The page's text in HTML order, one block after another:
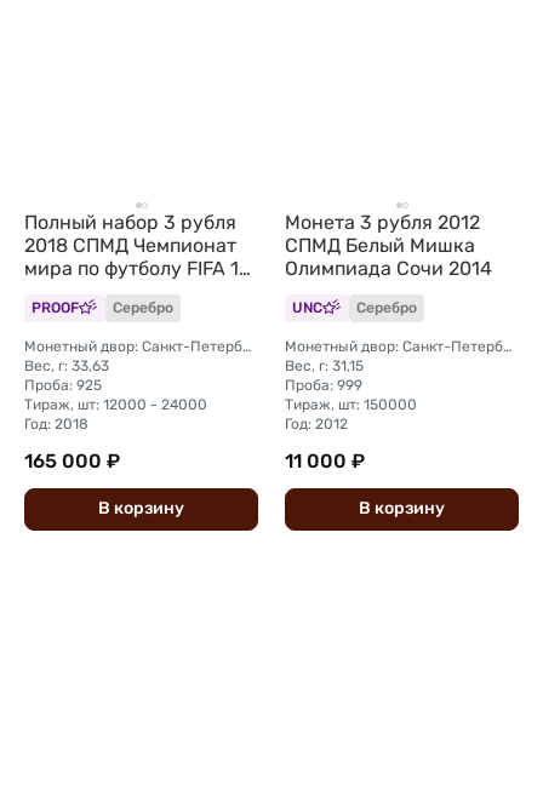
Полный набор 3 рубля
2018 СПМД Чемпионат
мира по футболу FIFA 12
монет + марки
PROOF Серебро
Монетный двор: Санкт-Петербургский (СПМД)
Вес, г: 33,63
Проба: 925
Тираж, шт: 12000 - 24000
Год: 2018
165 000 ₽
В корзину
Монета 3 рубля 2012
СПМД Белый Мишка
Олимпиада Сочи 2014
UNC Серебро
Монетный двор: Санкт-Петербургский (СПМД)
Вес, г: 31,15
Проба: 999
Тираж, шт: 150000
Год: 2012
11 000 ₽
В корзину